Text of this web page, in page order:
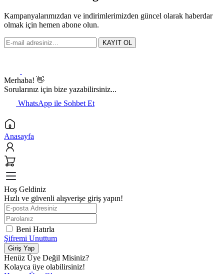
Kampanyalarımızdan ve indirimlerimizden güncel olarak haberdar
olmak için hemen abone olun.
KAYIT OL
Merhaba! 👋
Sorularınız için bize yazabilirsiniz...
WhatsApp ile Sohbet Et
Anasayfa
Hoş Geldiniz
Hızlı ve güvenli alışverişe giriş yapın!
Beni Hatırla
Şifremi Unuttum
Giriş Yap
Henüz Üye Değil Misiniz?
Kolayca üye olabilirsiniz!